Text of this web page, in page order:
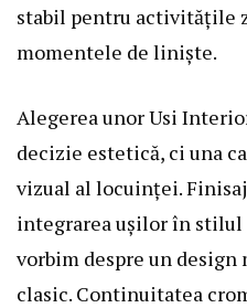
stabil pentru activitățile
momentele de liniște.
Alegerea unor Usi
decizie estetică, ci una
vizual al locuinței.
integrarea ușilor în stilul
vorbim despre un
clasic. Continuitatea